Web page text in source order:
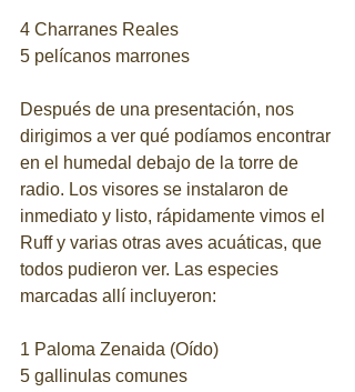
4 Charranes Reales
5 pelícanos marrones
Después de una presentación, nos
dirigimos a ver qué podíamos encontrar
en el humedal debajo de la torre de
radio. Los visores se instalaron de
inmediato y listo, rápidamente vimos el
Ruff y varias otras aves acuáticas, que
todos pudieron ver. Las especies
marcadas allí incluyeron:
1 Paloma Zenaida (Oído)
5 gallinulas comunes